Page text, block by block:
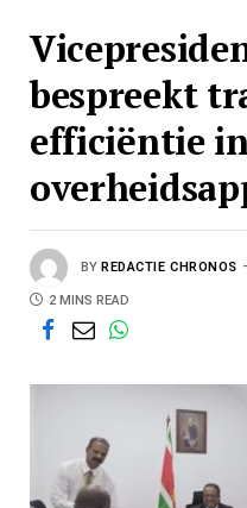
bespreekt
efficiëntie in
BY REDACTIE CHRONOS
2 MINS READ